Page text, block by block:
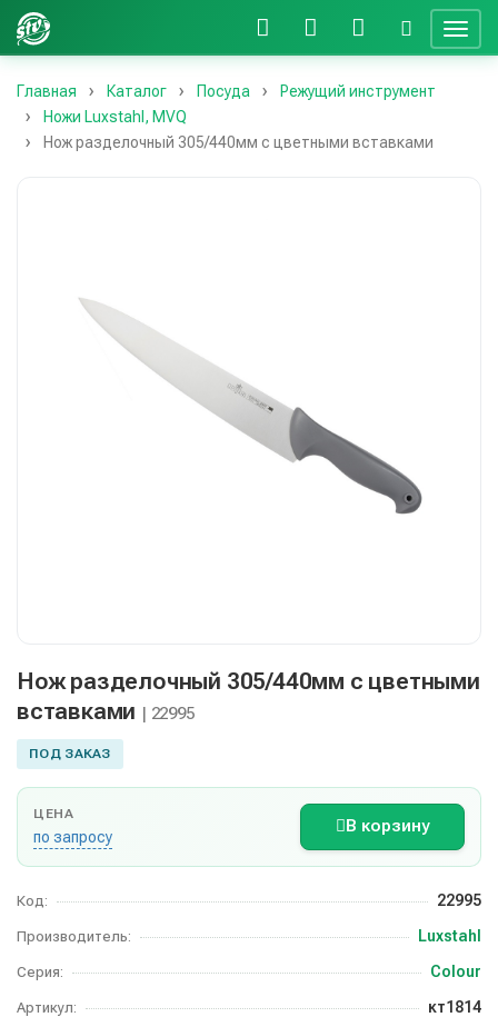
Главная Каталог Посуда
Режущий инструмент
Ножи Luxstahl, MVQ
Нож разделочный 305/440мм с цветными вставками
Нож разделочный 305/440мм с цветными
вставками | 22995
ПОД ЗАКАЗ
ЦЕНА
по запросу
В корзину
Код: 22995
Производитель: Luxstahl
Серия: Colour
Артикул: кт1814